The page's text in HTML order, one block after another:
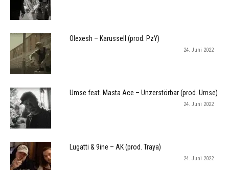
Olexesh – Karussell (prod. PzY)
24. Juni 2022
Umse feat. Masta Ace – Unzerstörbar (prod. Umse)
24. Juni 2022
Lugatti & 9ine – AK (prod. Traya)
24. Juni 2022